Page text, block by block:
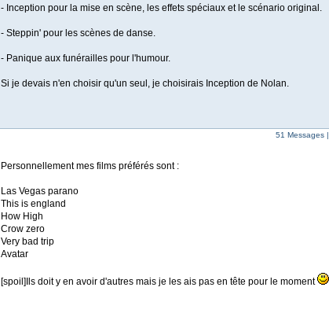
- Inception pour la mise en scène, les effets spéciaux et le scénario original.
- Steppin' pour les scènes de danse.
- Panique aux funérailles pour l'humour.
Si je devais n'en choisir qu'un seul, je choisirais Inception de Nolan.
51 Messages |
Personnellement mes films préférés sont :
Las Vegas parano
This is england
How High
Crow zero
Very bad trip
Avatar
[spoil]Ils doit y en avoir d'autres mais je les ais pas en tête pour le moment